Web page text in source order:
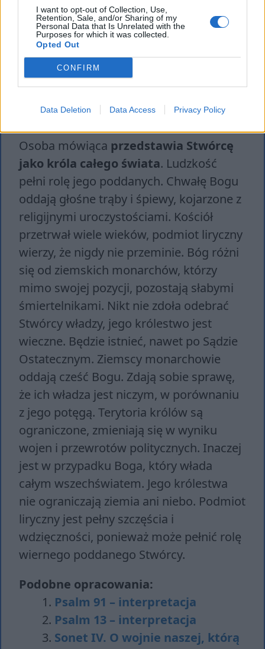
I want to opt-out of Collection, Use,
Retention, Sale, and/or Sharing of my
Personal Data that Is Unrelated with the
Purposes for which it was collected.
Opted Out
CONFIRM
Data Deletion Data Access Privacy Policy
Jakubową” można rozumieć nie tylko,
jako Kanaan, ale całą ziemię. Pan stworzył
świat i oddał go w panowanie
człowiekowi. Człowiek powinien wyrażać
wdzięczność Bogu, ponieważ otrzymał od
zapewnia mu pożywienie i schronienie.
Osoba mówiąca przedstawia Stwórcę
jako króla całego świata. Ludzkość
pełni rolę jego poddanych. Chwałę Bogu
oddają głośne trąby i śpiewy, kojarzone z
religijnymi uroczystościami. Kościół
przetrwał wiele wieków, podmiot liryczny
wierzy, że nigdy nie przeminie. Bóg różni
się od ziemskich monarchów, którzy
mimo swojej pozycji, pozostają słabymi
śmiertelnikami. Nikt nie zdoła odebrać
Stwórcy władzy, jego królestwo jest
wieczne. Będzie istnieć, nawet po Sądzie
Ostatecznym. Ziemscy monarchowie
oddają cześć Bogu. Zdają sobie sprawę,
że ich władza jest niczym, w porównaniu
z jego potęgą. Terytoria królów są
ograniczone, zmieniają się w wyniku
wojen i przewrotów politycznych. Inaczej
jest w przypadku Boga, który włada
całym wszechświatem. Jego królestwa
nie ograniczają ziemia ani niebo. Podmiot
liryczny jest pełny szczęścia i
wdzięczności, ponieważ może pełnić rolę
wiernego poddanego Stwórcy.
Podobne opracowania:
Psalm 91 – interpretacja
Psalm 13 – interpretacja
Sonet IV. O wojnie naszej, którą